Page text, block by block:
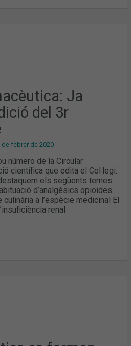
Ja
del 3r
de febrer de 2020
número de la Circular
científica que edita el Col·legi.
els següents temes:
d’analgèsics opioides
culinària a l’espècie medicinal El
renal